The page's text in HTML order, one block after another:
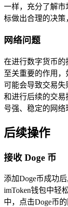
一样，充分了解市
标做出合理的决策
网络问题
在进行数字货币
至关重要的作用，
可能会导致交易失
和进行后续的交
号强、稳定的网络
后续操作
接收 Doge 币
添加Doge币成功
imToken钱包中轻
中，点击Doge币